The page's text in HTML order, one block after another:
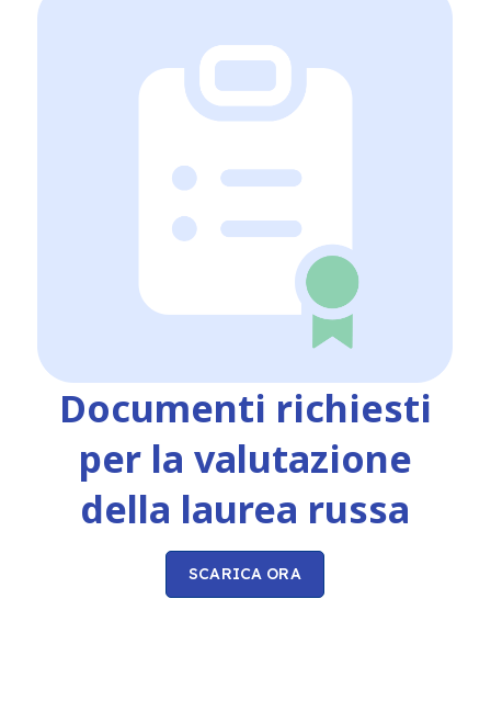
Documenti richiesti
per la valutazione
della laurea russa
SCARICA ORA